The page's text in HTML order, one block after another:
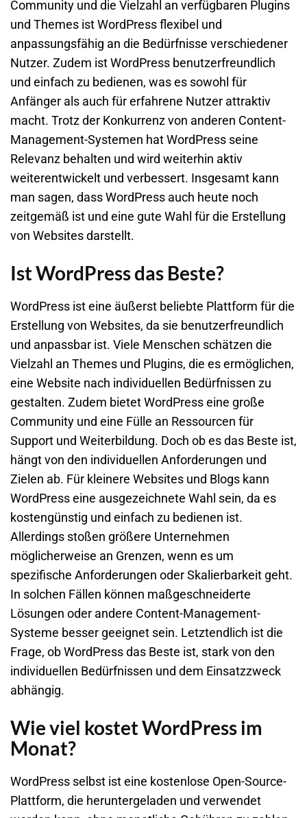
Community und die Vielzahl an verfügbaren Plugins
und Themes ist WordPress flexibel und
anpassungsfähig an die Bedürfnisse verschiedener
Nutzer. Zudem ist WordPress benutzerfreundlich
und einfach zu bedienen, was es sowohl für
Anfänger als auch für erfahrene Nutzer attraktiv
macht. Trotz der Konkurrenz von anderen Content-
Management-Systemen hat WordPress seine
Relevanz behalten und wird weiterhin aktiv
weiterentwickelt und verbessert. Insgesamt kann
man sagen, dass WordPress auch heute noch
zeitgemäß ist und eine gute Wahl für die Erstellung
von Websites darstellt.
Ist WordPress das Beste?
WordPress ist eine äußerst beliebte Plattform für die
Erstellung von Websites, da sie benutzerfreundlich
und anpassbar ist. Viele Menschen schätzen die
Vielzahl an Themes und Plugins, die es ermöglichen,
eine Website nach individuellen Bedürfnissen zu
gestalten. Zudem bietet WordPress eine große
Community und eine Fülle an Ressourcen für
Support und Weiterbildung. Doch ob es das Beste ist,
hängt von den individuellen Anforderungen und
Zielen ab. Für kleinere Websites und Blogs kann
WordPress eine ausgezeichnete Wahl sein, da es
kostengünstig und einfach zu bedienen ist.
Allerdings stoßen größere Unternehmen
möglicherweise an Grenzen, wenn es um
spezifische Anforderungen oder Skalierbarkeit geht.
In solchen Fällen können maßgeschneiderte
Lösungen oder andere Content-Management-
Systeme besser geeignet sein. Letztendlich ist die
Frage, ob WordPress das Beste ist, stark von den
individuellen Bedürfnissen und dem Einsatzzweck
abhängig.
Wie viel kostet WordPress im
Monat?
WordPress selbst ist eine kostenlose Open-Source-
Plattform, die heruntergeladen und verwendet